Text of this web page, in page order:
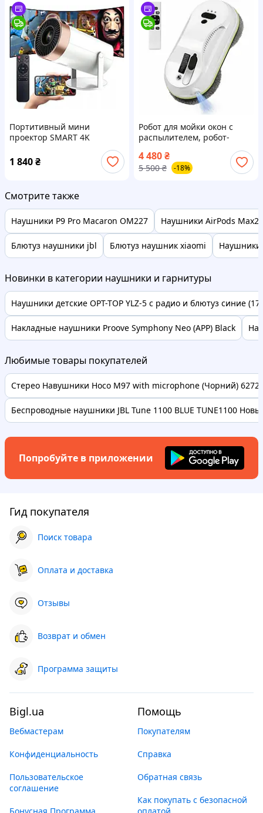
Портитивный мини
проектор SMART 4K
поддержка Android и iOS,
домашний
1 840₴
Робот для мойки окон с
распылителем, робот-
мойщик PuRuikai PRK-309 с
баком для воды
4 480₴
5 500 ₴ -18%
Смотрите также
Наушники P9 Pro Macaron OM227 Наушники AirPods Max2
Блютуз наушники jbl Блютуз наушник xiaomi Наушники
Новинки в категории наушники и гарнитуры
Наушники детские OPT-TOP YLZ-5 с радио и блютуз синие
Накладные наушники Proove Symphony Neo (APP) Black
Любимые товары покупателей
Стерео Навушники Hoco M97 with microphone (Чорний)
Беспроводные наушники JBL Tune 1100 BLUE TUNE1100
Попробуйте в приложении
Гид покупателя
Поиск товара
Оплата и доставка
Отзывы
Возврат и обмен
Программа защиты
Bigl.ua
Вебмастерам
Конфиденциальность
Пользовательское
соглашение
Помощь
Покупателям
Справка
Обратная связь
Как покупать с безопасной